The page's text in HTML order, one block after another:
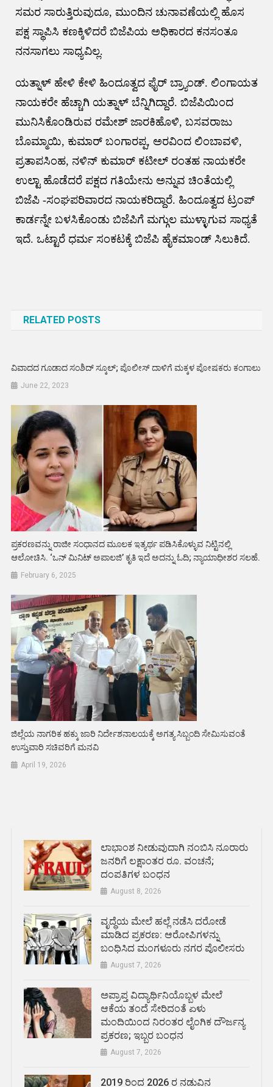
ಸಮರ ಸಾರುತ್ತಿರುವುದೂ, ಮುಂದಿನ ಚುನಾವಣೆಯಲ್ಲಿ ಹೊಸ
ಪಕ್ಷ ಸ್ಥಾಪಿಸಿ ಕಣಕ್ಕಿಳಿದರೆ ಬಿಜೆಪಿಯ ಅಧಿಕಾರದ ಕನಸಂತೂ
ನನಸಾಗಲು ಸಾಧ್ಯವಿಲ್ಲ.
ಯತ್ನಾಳ್ ಹೇಳಿ ಕೇಳಿ ಹಿಂದೂತ್ವದ ಫೈರ್ ಬ್ರ್ಯಾಂಡ್. ಲಿಂಗಾಯತ
ನಾಯಕರೇ ಹೆಚ್ಚಾಗಿ ಯತ್ನಾಳ್ ಬೆನ್ನಿಗಿದ್ದಾರೆ. ಬಿಜೆಪಿಯಿಂದ
ಮುನಿಸಿಕೊಂಡಿರುವ ರಮೇಶ್ ಜಾರಕಿಹೊಳಿ, ಬಸವರಾಜು
ಬೊಮ್ಮಾಯಿ, ಕುಮಾರ್ ಬಂಗಾರಪ್ಪ, ಅರವಿಂದ ಲಿಂಬಾವಳಿ,
ಪ್ರತಾಪಸಿಂಹ, ನಳಿನ್ ಕುಮಾರ್ ಕಟೀಲ್ ರಂತಹ ನಾಯಕರೇ
ಉಲ್ಟಾ ಹೊಡೆದರೆ ಪಕ್ಷದ ಗತಿಯೇನು ಅನ್ನುವ ಚಿಂತೆಯಲ್ಲಿ
ಬಿಜೆಪಿ -ಸಂಘಪರಿವಾರದ ನಾಯಕರಿದ್ದಾರೆ. ಹಿಂದೂತ್ವದ ಟ್ರಂಪ್
ಕಾರ್ಡನ್ನೇ ಬಳಸಿಕೊಂಡು ಬಿಜೆಪಿಗೆ ಮಗ್ಗುಲ ಮುಳ್ಳಾಗುವ ಸಾಧ್ಯತೆ
ಇದೆ. ಒಟ್ಟಾರೆ ಧರ್ಮ ಸಂಕಟಕ್ಕೆ ಬಿಜೆಪಿ ಹೈಕಮಾಂಡ್ ಸಿಲುಕಿದೆ.
RELATED POSTS
ವಿವಾದದ ಗೂಡಾದ ಸಂಶಿದ್ ಸ್ಕೂಲ್; ಪೊಲೀಸ್ ದಾಳಿಗೆ ಮಕ್ಕಳ ಪೋಷಕರು ಕಂಗಾಲು
June 22, 2023
ಪ್ರಕರಣವನ್ನು ರಾಜೀ ಸಂಧಾನದ ಮೂಲಕ ಇತ್ಯರ್ಥ ಪಡಿಸಿಕೊಳ್ಳುವ ನಿಟ್ಟಿನಲ್ಲಿ
ಆಲೋಚಿಸಿ. ‘ಒನ್ ಮಿನಿಟ್ ಅಪಾಲಜಿ’ ಕೃತಿ ಇದೆ ಅದನ್ನು ಓದಿ; ನ್ಯಾಯಾಧೀಶರ ಸಲಹೆ.
February 6, 2025
ಜಿಲ್ಲೆಯ ನಾಗರಿಕ ಹಕ್ಕು ಜಾರಿ ನಿರ್ದೇಶನಾಲಯಕ್ಕೆ ಅಗತ್ಯ ಸಿಬ್ಬಂದಿ ಸೇಮಿಸುವಂತೆ
ಉಸ್ತುವಾರಿ ಸಚಿವರಿಗೆ ಮನವಿ
April 19, 2026
ಲಾಭಾಂಶ ನೀಡುವುದಾಗಿ ನಂಬಿಸಿ ನೂರಾರು
ಜನರಿಗೆ ಲಕ್ಷಾಂತರ ರೂ. ವಂಚನೆ;
ದಂಪತಿಗಳ ಬಂಧನ
August 8, 2026
ವೃದ್ಧೆಯ ಮೇಲೆ ಹಲ್ಲೆ ನಡೆಸಿ ದರೋಡೆ
ಮಾಡಿದ ಪ್ರಕರಣ: ಆರೋಪಿಗಳನ್ನು
ಬಂಧಿಸಿದ ಮಂಗಳೂರು ನಗರ ಪೊಲೀಸರು
August 7, 2026
ಅಪ್ರಾಪ್ತ ವಿದ್ಯಾರ್ಥಿನಿಯೊಬ್ಬಳ ಮೇಲೆ
ಆಕೆಯ ತಂದೆ ಸೇರಿದಂತೆ ಏಳು
ಮಂದಿಯಿಂದ ನಿರಂತರ ಲೈಂಗಿಕ ದೌರ್ಜನ್ಯ
ಪ್ರಕರಣ; ಇಬ್ಬರ ಬಂಧನ
August 7, 2026
2019 ರಿಂದ 2026 ರ ನಡುವಿನ